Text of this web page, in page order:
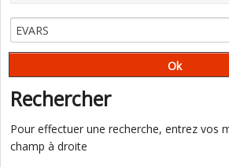
Rechercher
Pour effectuer une recherche, entrez vos
champ à droite